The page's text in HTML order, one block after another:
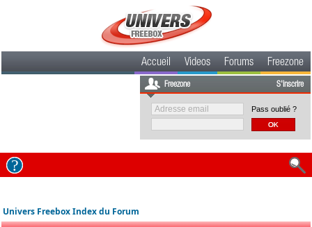
Accueil Videos Forums Freezone
Freezone S'inscrire
Pass oublié ?
Univers Freebox Index du Forum